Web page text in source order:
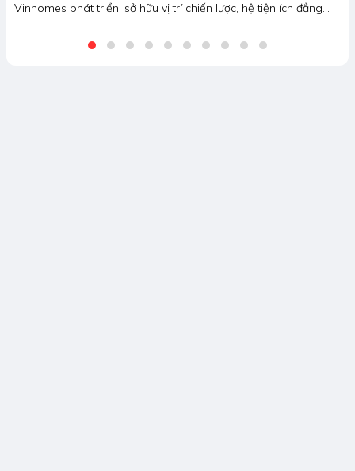
Vinhomes phát triển, sở hữu vị trí chiến lược, hệ tiện ích đẳng